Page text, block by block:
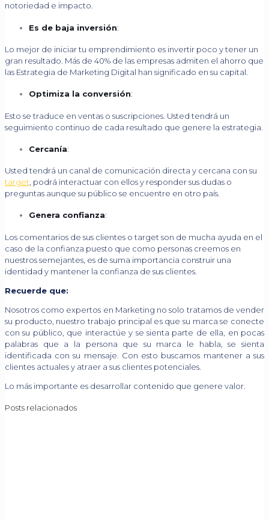
notoriedad e impacto.
Es de baja inversión:
Lo mejor de iniciar tu emprendimiento es invertir poco y tener un
gran resultado. Más de 40% de las empresas admiten el ahorro que
las Estrategia de Marketing Digital han significado en su capital.
Optimiza la conversión:
Esto se traduce en ventas o suscripciones. Usted tendrá un
seguimiento continuo de cada resultado que genere la estrategia.
Cercanía:
Usted tendrá un canal de comunicación directa y cercana con su
target , podrá interactuar con ellos y responder sus dudas o
preguntas aunque su público se encuentre en otro país.
Genera confianza:
Los comentarios de sus clientes o target son de mucha ayuda en el
caso de la confianza puesto que como personas creemos en
nuestros semejantes, es de suma importancia construir una
identidad y mantener la confianza de sus clientes.
Recuerde que:
Nosotros como expertos en Marketing no solo tratamos de vender
su producto, nuestro trabajo principal es que su marca se conecte
con su público, que interactúe y se sienta parte de ella, en pocas
palabras que a la persona que su marca le habla, se sienta
identificada con su mensaje. Con esto buscamos mantener a sus
clientes actuales y atraer a sus clientes potenciales.
Lo más importante es desarrollar contenido que genere valor.
Posts relacionados